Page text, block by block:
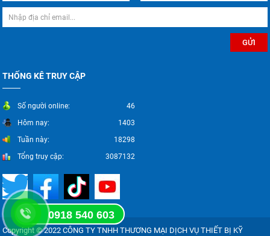
THỐNG KÊ TRUY CẬP
Số người online:
46
Hôm nay:
1403
Tuần này:
18298
Tổng truy cập:
3087132
Copyright © 2022 CÔNG TY TNHH THƯƠNG MẠI DỊCH VỤ THIẾT BỊ KỸ
0918 540 603